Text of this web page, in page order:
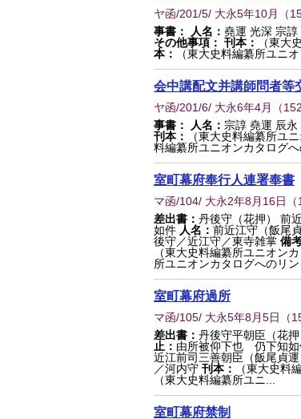
ヤ函/201/5/ 大永5年10月 （
事書：
人名： 堯運 光深 宗
その他事項： 刊本： （東大
本：
（東大史料編纂所ユニ
会中講配文并講師問者等
ヤ函/201/6/ 大永6年4月 （
事書：
人名： 宗諄 堯運 辰
刊本：
（東大史料編纂所ユ
料編纂所ユニオンカタログ
室町幕府奉行人連署奉書
マ函/104/ 大永2年8月16日 （
差出書： 丹後守（花押） 前
如件 人名： 前近江守（飯尾
後守／近江守／東寺雑掌 備
（東大史料編纂所ユニオン
所ユニオンカタログへのリン
室町幕府過所
マ函/105/ 大永5年8月5日 （
差出書： 丹後守平朝臣（花
止： 由所被仰下也 仍下知如
近江前司三善朝臣（飯尾貞運
／河内守 刊本： （東大史料
（東大史料編纂所ユニ...
室町幕府禁制